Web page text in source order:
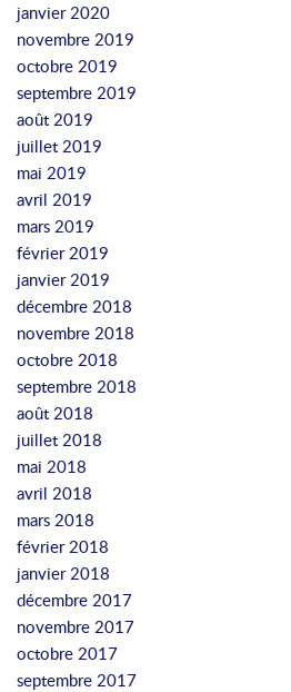
janvier 2020
novembre 2019
octobre 2019
septembre 2019
août 2019
juillet 2019
mai 2019
avril 2019
mars 2019
février 2019
janvier 2019
décembre 2018
novembre 2018
octobre 2018
septembre 2018
août 2018
juillet 2018
mai 2018
avril 2018
mars 2018
février 2018
janvier 2018
décembre 2017
novembre 2017
octobre 2017
septembre 2017